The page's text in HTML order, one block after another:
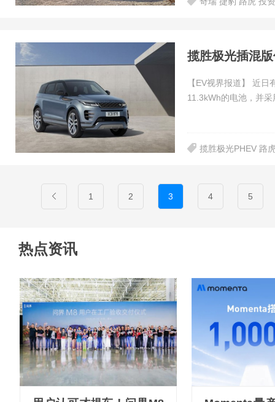
揽胜极光插混
【EV视界报道】 近日有海外媒公布了揽胜极光PHEV的部分参数。新车将搭载一组容量为
11.3kWh的电池，并
揽胜极光PHEV 路
1 2 3 4 5
热点资讯